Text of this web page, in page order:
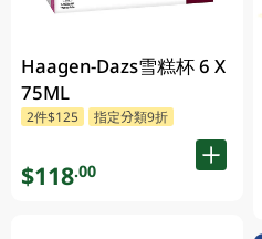
Haagen-Dazs雪糕杯 6 X
75ML
2件$125 指定分類9折
$118.00